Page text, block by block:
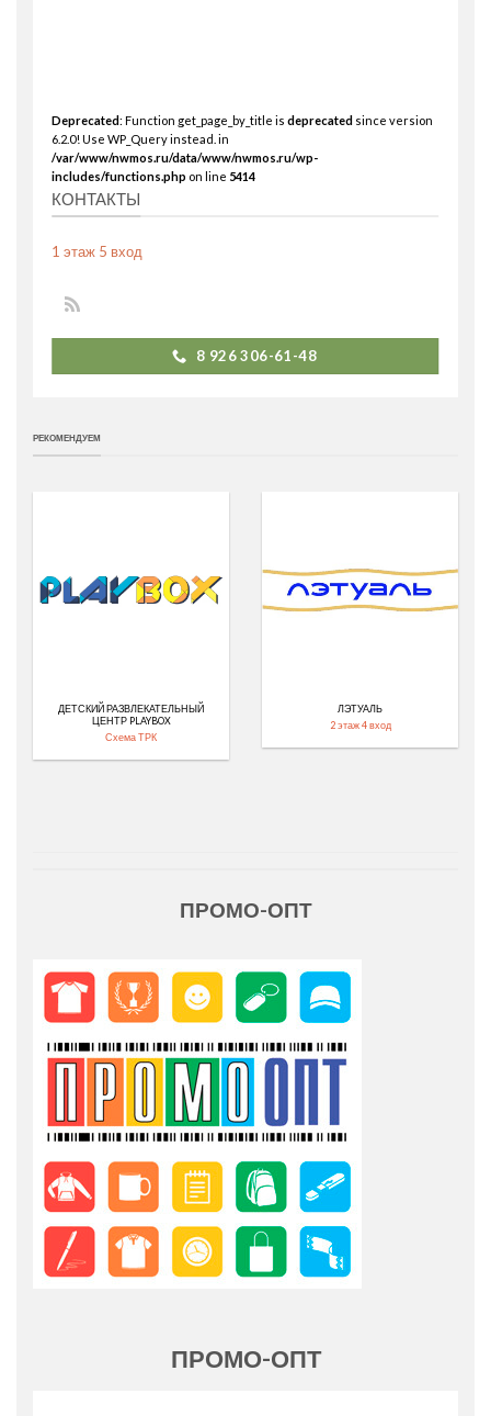
Deprecated: Function get_page_by_title isdeprecated since version
6.2.0! Use WP_Query instead. in
/var/www/nwmos.ru/data/www/nwmos.ru/wp-
includes/functions.php on line 5414
КОНТАКТЫ
1 этаж 5 вход
8 926 306-61-48
РЕКОМЕНДУЕМ
ДЕТСКИЙ РАЗВЛЕКАТЕЛЬНЫЙ
ЦЕНТР PLAYBOX
Схема ТРК
ЛЭТУАЛЬ
2 этаж 4 вход
ПРОМО-ОПТ
ПРОМО-ОПТ